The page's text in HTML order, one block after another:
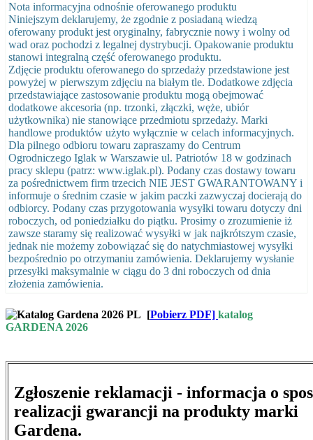
Nota informacyjna odnośnie oferowanego produktu
Niniejszym deklarujemy, że zgodnie z posiadaną wiedzą
oferowany produkt jest oryginalny, fabrycznie nowy i wolny od
wad oraz pochodzi z legalnej dystrybucji. Opakowanie produktu
stanowi integralną część oferowanego produktu.
Zdjęcie produktu oferowanego do sprzedaży przedstawione jest
powyżej w pierwszym zdjęciu na białym tle. Dodatkowe zdjęcia
przedstawiające zastosowanie produktu mogą obejmować
dodatkowe akcesoria (np. trzonki, złączki, węże, ubiór
użytkownika) nie stanowiące przedmiotu sprzedaży. Marki
handlowe produktów użyto wyłącznie w celach informacyjnych.
Dla pilnego odbioru towaru zapraszamy do Centrum
Ogrodniczego Iglak w Warszawie ul. Patriotów 18 w godzinach
pracy sklepu (patrz: www.iglak.pl). Podany czas dostawy towaru
za pośrednictwem firm trzecich NIE JEST GWARANTOWANY i
informuje o średnim czasie w jakim paczki zazwyczaj docierają do
odbiorcy. Podany czas przygotowania wysyłki towaru dotyczy dni
roboczych, od poniedziałku do piątku. Prosimy o zrozumienie iż
zawsze staramy się realizować wysyłki w jak najkrótszym czasie,
jednak nie możemy zobowiązać się do natychmiastowej wysyłki
bezpośrednio po otrzymaniu zamówienia. Deklarujemy wysłanie
przesyłki maksymalnie w ciągu do 3 dni roboczych od dnia
złożenia zamówienia.
[Pobierz PDF] katalog
GARDENA 2026
Zgłoszenie reklamacji - informacja o
realizacji gwarancji na produkty marki
Gardena.